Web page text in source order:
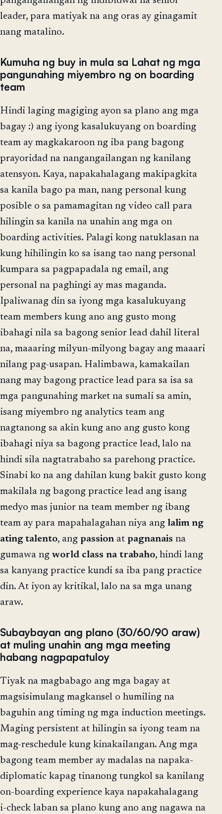
leader, para matiyak na ang oras ay ginagamit
nang matalino.
Kumuha ng buy in mula sa Lahat ng mga
pangunahing miyembro ng on boarding
team
Hindi laging magiging ayon sa plano ang mga
bagay :) ang iyong kasalukuyang on boarding
team ay magkakaroon ng iba pang bagong
prayoridad na nangangailangan ng kanilang
atensyon. Kaya, napakahalagang makipagkita
sa kanila bago pa man, nang personal kung
posible o sa pamamagitan ng video call para
hilingin sa kanila na unahin ang mga on
boarding activities. Palagi kong natuklasan na
kung hihilingin ko sa isang tao nang personal
kumpara sa pagpapadala ng email, ang
personal na paghingi ay mas maganda.
Ipaliwanag din sa iyong mga kasalukuyang
team members kung ano ang gusto mong
ibahagi nila sa bagong senior lead dahil literal
na, maaaring milyun-milyong bagay ang maaari
nilang pag-usapan. Halimbawa, kamakailan
nang may bagong practice lead para sa isa sa
mga pangunahing market na sumali sa amin,
isang miyembro ng analytics team ang
nagtanong sa akin kung ano ang gusto kong
ibahagi niya sa bagong practice lead, lalo na
hindi sila nagtatrabaho sa parehong practice.
Sinabi ko na ang dahilan kung bakit gusto kong
makilala ng bagong practice lead ang isang
medyo mas junior na team member ng ibang
team ay para mapahalagahan niya ang lalim ng
ating talento, ang passion at pagnanais na
gumawa ng world class na trabaho, hindi lang
sa kanyang practice kundi sa iba pang practice
din. At iyon ay kritikal, lalo na sa mga unang
araw.
Subaybayan ang plano (30/60/90 araw)
at muling unahin ang mga meeting
habang nagpapatuloy
Tiyak na magbabago ang mga bagay at
magsisimulang magkansel o humiling na
baguhin ang timing ng mga induction meetings.
Maging persistent at hilingin sa iyong team na
mag-reschedule kung kinakailangan. Ang mga
bagong team member ay madalas na napaka-
diplomatic kapag tinanong tungkol sa kanilang
on-boarding experience kaya napakahalagang
i-check laban sa plano kung ano ang nagawa na